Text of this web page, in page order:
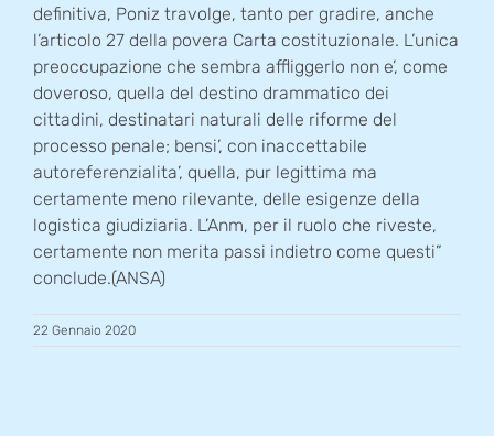
definitiva, Poniz travolge, tanto per gradire, anche
l’articolo 27 della povera Carta costituzionale. L’unica
preoccupazione che sembra affliggerlo non e’, come
doveroso, quella del destino drammatico dei
cittadini, destinatari naturali delle riforme del
processo penale; bensi’, con inaccettabile
autoreferenzialita’, quella, pur legittima ma
certamente meno rilevante, delle esigenze della
logistica giudiziaria. L’Anm, per il ruolo che riveste,
certamente non merita passi indietro come questi”
conclude.(ANSA)
22 Gennaio 2020